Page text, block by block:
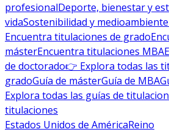
profesionalDeporte, bienestar y
vidaSostenibilidad y medioambiente
Encuentra titulaciones de grado
másterEncuentra titulaciones MBA
de doctorado👉 Explora todas las
gradoGuía de másterGuía de MBA
Explora todas las guías de
titulaciones
Estados Unidos de AméricaReino